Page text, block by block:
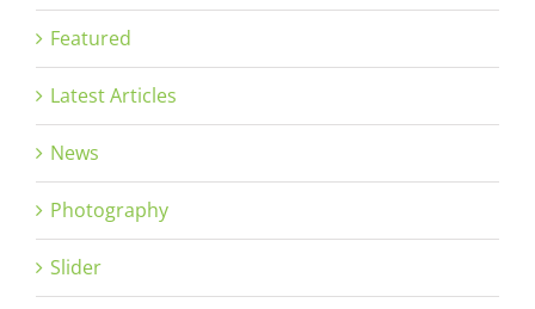
Featured
Latest Articles
News
Photography
Slider